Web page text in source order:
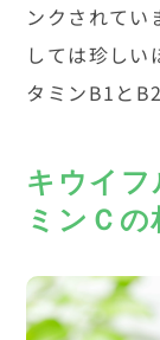
ンクされてい
しては珍しい
タミンB1と
キウイフ
ミンＣの